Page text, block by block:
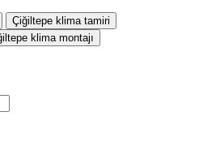
Çiğiltepe klima tamiri
klima montajı